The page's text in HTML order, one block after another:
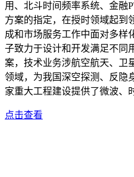
用、北斗时间频率系统、金融
方案的指定，在授时领域起到
成和市场服务工作中面对多样
子致力于设计和开发满足不同
案，技术业务涉航空航天、卫
领域，为我国深空探测、反隐
家重大工程建设提供了微波、
点击查看